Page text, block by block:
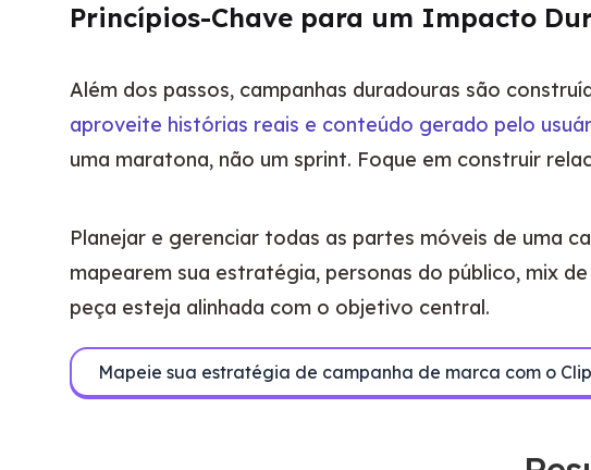
Princípios-Chave para um Impacto
aproveite histórias reais e conteúdo gerado pelo
uma maratona, não um sprint. Foque em construir
Planejar e gerenciar todas as partes móveis de uma
mapearem sua estratégia, personas do público, mix
peça esteja alinhada com o objetivo central.
Mapeie sua estratégia de campanha de marca com o